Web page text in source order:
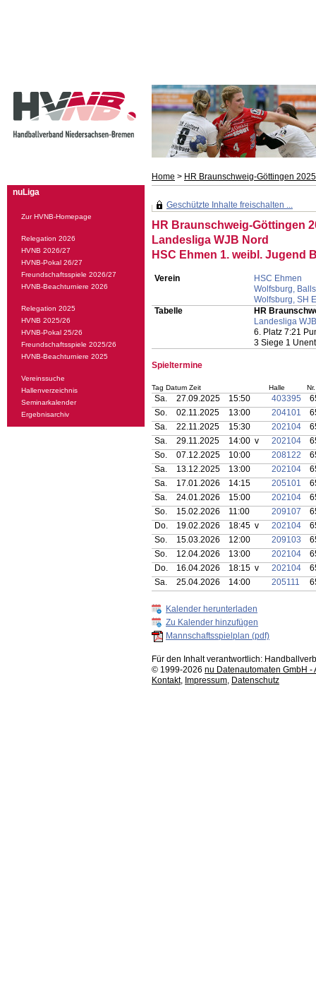
Home > HR Braunschweig-Göttingen
nuLiga
Zur HVNB-Homepage
Relegation 2026
HVNB 2026/27
HVNB-Pokal 26/27
Freundschaftsspiele 2026/27
HVNB-Beachturniere 2026
Relegation 2025
HVNB 2025/26
HVNB-Pokal 25/26
Freundschaftsspiele 2025/26
HVNB-Beachturniere 2025
Vereinssuche
Hallenverzeichnis
Seminarkalender
Ergebnisarchiv
Geschützte Inhalte freischalten ...
HR Braunschweig-Göttingen
Landesliga WJB Nord
HSC Ehmen 1. weibl. Jugend
Verein
HSC Ehmen
Wolfsburg,
Wolfsburg, SH
Tabelle
HR
Landesliga
6. Platz 7:21
3 Siege 1
Spieltermine
Tag Datum Zeit Halle Nr.
Sa. 27.09.2025 15:50 403395
So.
02.11.2025 13:00 204101
Sa.
22.11.2025 15:30 202104
Sa.
29.11.2025 14:00 v 202104
So.
07.12.2025 10:00 208122
Sa.
13.12.2025 13:00 202104
Sa.
17.01.2026 14:15 205101
Sa.
24.01.2026 15:00 202104
So.
15.02.2026 11:00 209107
Do.
19.02.2026 18:45 v 202104
So.
15.03.2026 12:00 209103
So.
12.04.2026 13:00 202104
Do.
16.04.2026 18:15 v 202104
Sa.
25.04.2026 14:00 205111
Kalender herunterladen
Zu Kalender hinzufügen
Mannschaftsspielplan (pdf)
Für den Inhalt verantwortlich:
© 1999-2026 nu Datenautomaten GmbH
Kontakt, Impressum, Datenschutz